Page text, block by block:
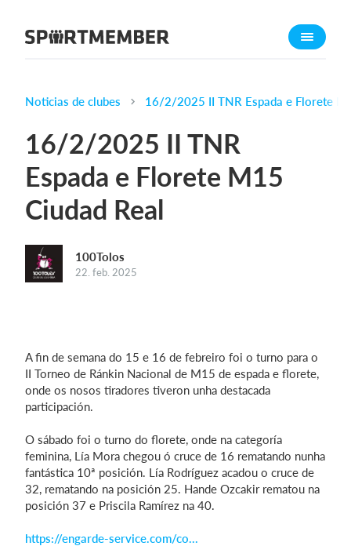
Acerca de SportMember
Funciones
Calendario
Gestión de pagos
App móvil
Tienda Online
Noticias de clubes 16/2/2025 II TNR Espada e Florete
16/2/2025 II TNR
Espada e Florete M15
Ciudad Real
100Tolos
22. feb. 2025
A fin de semana do 15 e 16 de febreiro foi o turno para o
II Torneo de Ránkin Nacional de M15 de espada e florete,
onde os nosos tiradores tiveron unha destacada
participación.
O sábado foi o turno do florete, onde na categoría
feminina, Lía Mora chegou ó cruce de 16 rematando nunha
fantástica 10ª posición. Lía Rodríguez acadou o cruce de
32, rematando na posición 25. Hande Ozcakir rematou na
posición 37 e Priscila Ramírez na 40.
https://engarde-service.com/co...